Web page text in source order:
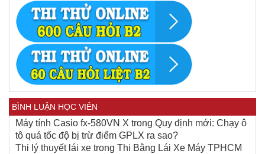
BÌNH LUẬN HỌC VIÊN
Máy tính Casio fx-580VN X trong Quy định mới: Chạy ô
tô quá tốc độ bị trừ điểm GPLX ra sao?
Thi lý thuyết lái xe trong Thi Bằng Lái Xe Máy TPHCM